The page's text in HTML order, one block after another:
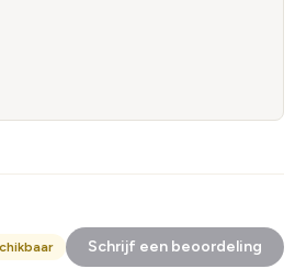
Schrijf een beoordeling